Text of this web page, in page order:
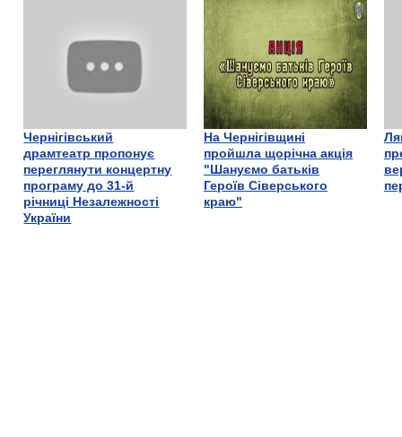
Чернігівський
драмтеатр пропонує
переглянути концертну
програму до 31-й
річниці Незалежності
України
На Чернігівщині
пройшла щорічна акція
"Шануємо батьків
Героїв Сіверського
краю"